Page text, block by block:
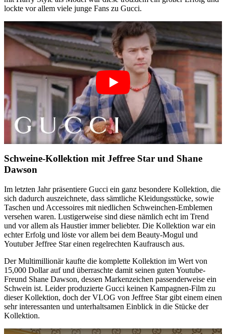
lockte vor allem viele junge Fans zu Gucci.
Schweine-Kollektion mit Jeffree Star und Shane
Dawson
Im letzten Jahr präsentiere Gucci ein ganz besondere Kollektion, die
sich dadurch auszeichnete, dass sämtliche Kleidungsstücke, sowie
Taschen und Accessoires mit niedlichen Schweinchen-Emblemen
versehen waren. Lustigerweise sind diese nämlich echt im Trend
und vor allem als Haustier immer beliebter. Die Kollektion war ein
echter Erfolg und löste vor allem bei dem Beauty-Mogul und
Youtuber Jeffree Star einen regelrechten Kaufrausch aus.
Der Multimillionär kaufte die komplette Kollektion im Wert von
15,000 Dollar auf und überraschte damit seinen guten Youtube-
Freund Shane Dawson, dessen Markenzeichen passenderweise ein
Schwein ist. Leider produzierte Gucci keinen Kampagnen-Film zu
dieser Kollektion, doch der VLOG von Jeffree Star gibt einem einen
sehr interessanten und unterhaltsamen Einblick in die Stücke der
Kollektion.